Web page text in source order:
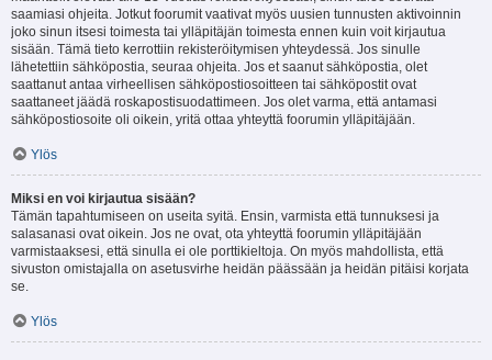
saamiasi ohjeita. Jotkut foorumit vaativat myös uusien tunnusten aktivoinnin
joko sinun itsesi toimesta tai ylläpitäjän toimesta ennen kuin voit kirjautua
sisään. Tämä tieto kerrottiin rekisteröitymisen yhteydessä. Jos sinulle
lähetettiin sähköpostia, seuraa ohjeita. Jos et saanut sähköpostia, olet
saattanut antaa virheellisen sähköpostiosoitteen tai sähköpostit ovat
saattaneet jäädä roskapostisuodattimeen. Jos olet varma, että antamasi
sähköpostiosoite oli oikein, yritä ottaa yhteyttä foorumin ylläpitäjään.
Ylös
Miksi en voi kirjautua sisään?
Tämän tapahtumiseen on useita syitä. Ensin, varmista että tunnuksesi ja
salasanasi ovat oikein. Jos ne ovat, ota yhteyttä foorumin ylläpitäjään
varmistaaksesi, että sinulla ei ole porttikieltoja. On myös mahdollista, että
sivuston omistajalla on asetusvirhe heidän päässään ja heidän pitäisi korjata
se.
Ylös